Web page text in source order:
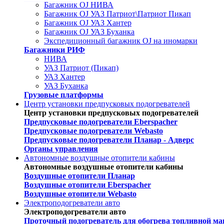
Багажник OJ НИВА
Багажник OJ УАЗ Патриот\Патриот Пикап
Багажник OJ УАЗ Хантер
Багажник OJ УАЗ Буханка
Экспедиционный багажник OJ на иномарки
Багажники РИФ
НИВА
УАЗ Патриот (Пикап)
УАЗ Хантер
УАЗ Буханка
Грузовые платформы
Центр установки предпусковых подогревателей
Центр установки предпусковых подогревателей
Предпусковые подогреватели Eberspacher
Предпусковые подогреватели Webasto
Предпусковые подогреватели Планар - Адверс
Органы управления
Автономные воздушные отопители кабины
Автономные воздушные отопители кабины
Воздушные отопители Планар
Воздушные отопители Eberspacher
Воздушные отопители Webasto
Электроподогреватели авто
Электроподогреватели авто
Проточный подогреватель для обогрева топливной